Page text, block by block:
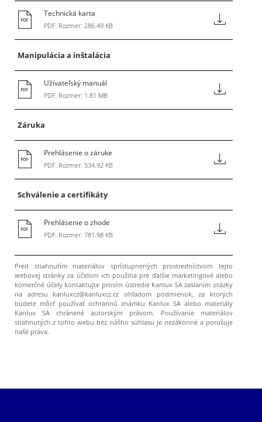
Technická karta
PDF, Rozmer: 286.49 KB
Manipulácia a inštalácia
Užívateľský manuál
PDF, Rozmer: 1.81 MB
Záruka
Prehlásenie o záruke
PDF, Rozmer: 534.92 KB
Schválenie a certifikáty
Prehlásenie o zhode
PDF, Rozmer: 781.98 KB
Pred stiahnutím materiálov sprístupnených prostredníctvom tejto
webovej stránky za účelom ich použitia pre ďalšie marketingové alebo
komerčné účely kontaktujte prosím ústredie Kanlux SA zaslaním otázky
na adresu kanluxcz@kanluxcz.cz ohľadom podmienok, za ktorých
budete môcť používať ochrannú známku Kanlux SA alebo materiály
Kanlux SA chránené autorským právom. Používanie materiálov
stiahnutých z tohto webu bez nášho súhlasu je nezákonné a porušuje
naše práva.